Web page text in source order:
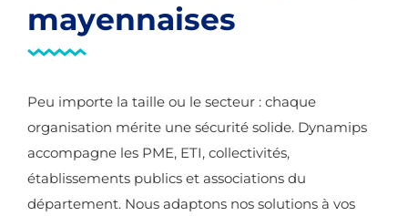
mayennaises
Peu importe la taille ou le secteur : chaque
organisation mérite une sécurité solide. Dynamips
accompagne les PME, ETI, collectivités,
établissements publics et associations du
département. Nous adaptons nos solutions à vos